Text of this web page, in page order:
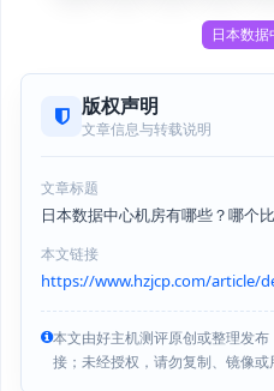
日本数
版权声明
文章信息与转载说明
文章标题
日本数据中心机房有哪些？哪个
本文链接
https://www.hzjcp.com/article/
本文由好主机测评原创或整理发
接；未经授权，请勿复制、镜像或